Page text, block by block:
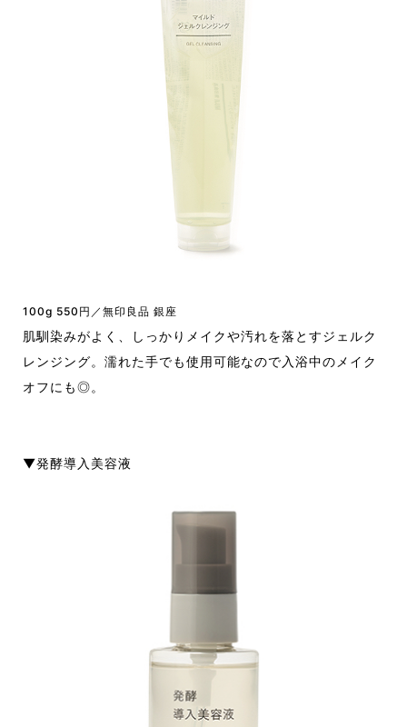
100g 550円／無印良品 銀座
肌馴染みがよく、しっかりメイクや汚れを落とすジェルク
レンジング。濡れた手でも使用可能なので入浴中のメイク
オフにも◎。
▼発酵導入美容液